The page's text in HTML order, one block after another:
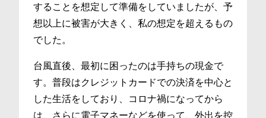
することを想定して準備をしていましたが、予
想以上に被害が大きく、私の想定を超えるもの
でした。
台風直後、最初に困ったのは手持ちの現金で
す。普段はクレジットカードでの決済を中心と
した生活をしており、コロナ禍になってから
は、さらに電子マネーなどを使って、外出を控